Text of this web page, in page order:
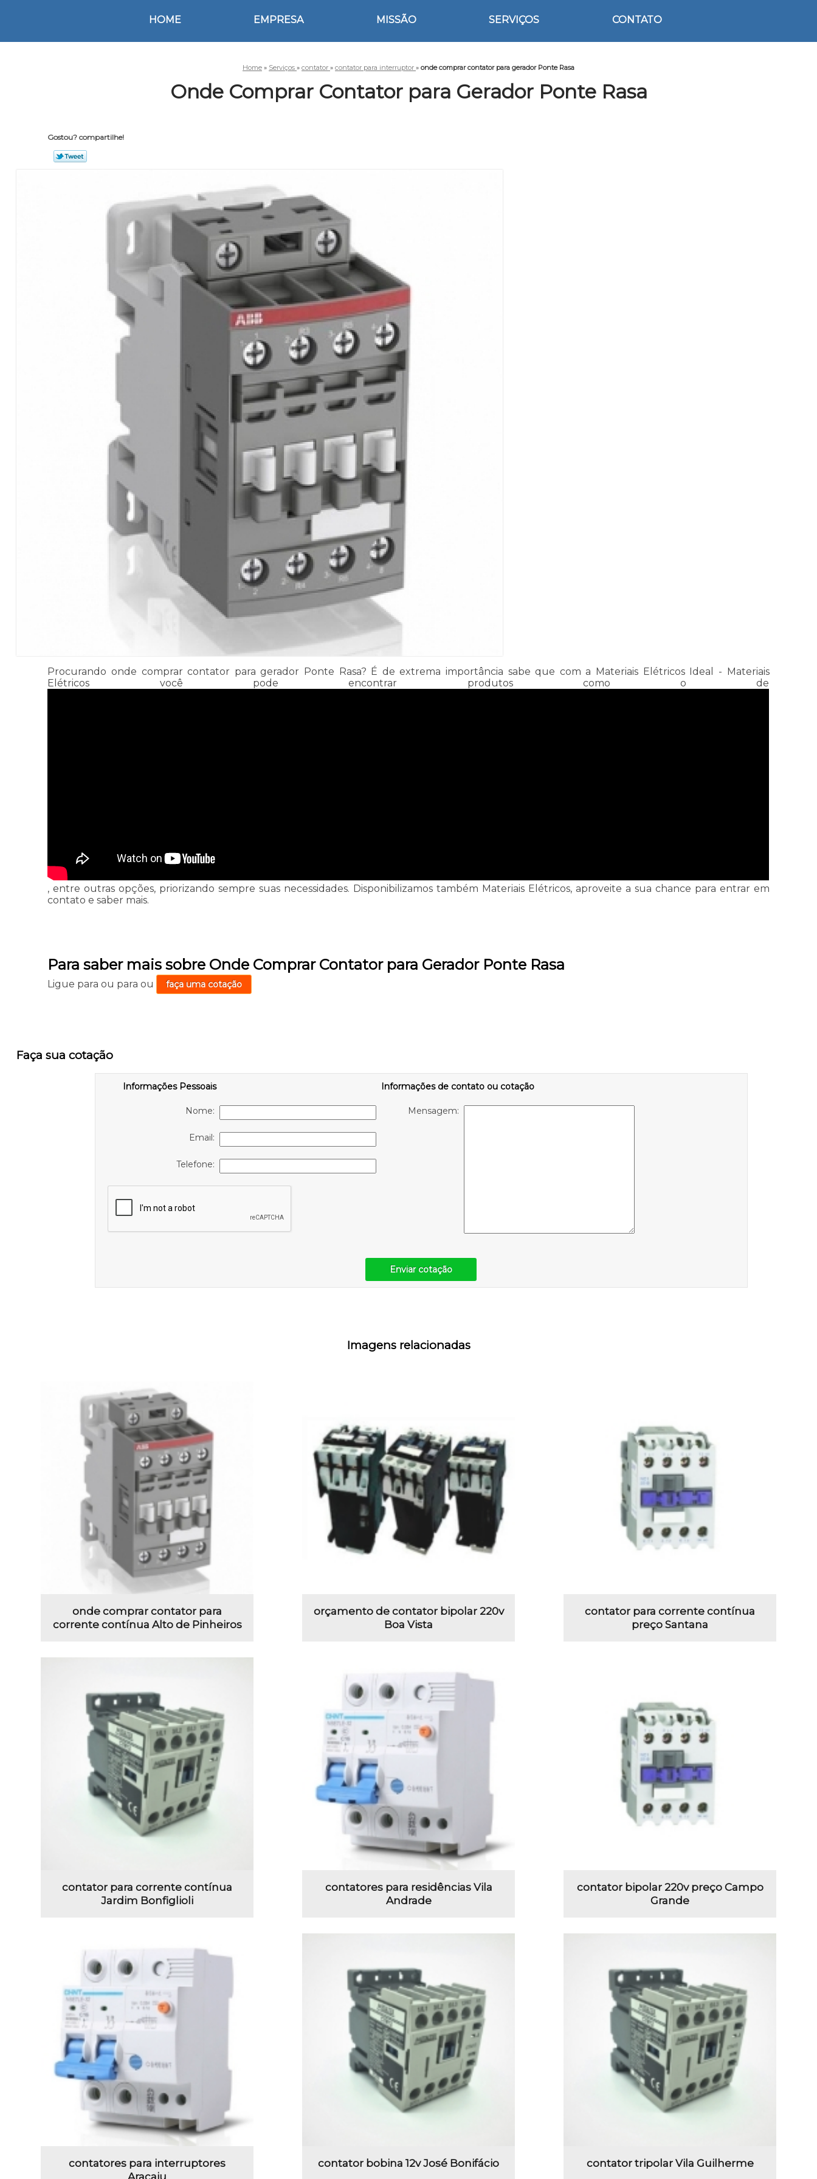
HOME EMPRESA MISSÃO SERVIÇOS CONTATO
Home » Serviços » contator » contator para interruptor » onde comprar contator para gerador Ponte Rasa
Onde Comprar Contator para Gerador Ponte Rasa
Gostou? compartilhe!
Procurando onde comprar contator para gerador Ponte Rasa? É de extrema importância sabe que com a Materiais Elétricos Ideal - Materiais
Elétricos você pode encontrar produtos como o de
, entre outras opções, priorizando sempre suas necessidades. Disponibilizamos também Materiais Elétricos, aproveite a sua chance para entrar em
contato e saber mais.
Para saber mais sobre Onde Comprar Contator para Gerador Ponte Rasa
Ligue paraou paraou faça uma cotação
Faça sua cotação
Informações Pessoais
Nome:
Email:
Telefone:
Informações de contato ou cotação
Mensagem:
Enviar cotação
Imagens relacionadas
onde comprar contator para
corrente contínua Alto de Pinheiros
orçamento de contator bipolar 220v
Boa Vista
contator para corrente contínua
preço Santana
contator para corrente contínua
Jardim Bonfiglioli
contatores para residências Vila
Andrade
contator bipolar 220v preço Campo
Grande
contatores para interruptores
Aracaju
contator bobina 12v José Bonifácio contator tripolar Vila Guilherme